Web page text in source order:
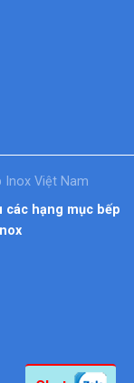
Inox Việt Nam
các hạng mục bếp